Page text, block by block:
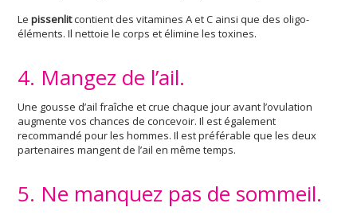
Lepissenlitcontient des vitamines A et C ainsi que des oligo-
éléments. Il nettoie le corps et élimine les toxines.
4. Mangez de l’ail.
Une gousse d’ail fraîche et crue chaque jour avant l’ovulation
augmente vos chances de concevoir. Il est également
recommandé pour les hommes. Il est préférable que les deux
partenaires mangent de l’ail en même temps.
5. Ne manquez pas de sommeil.